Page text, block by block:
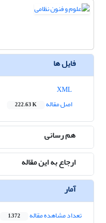
فایل ها
اصل مقاله
222.63 K
هم رسانی
ارجاع به این مقاله
آمار
تعداد مشاهده مقاله 1,372